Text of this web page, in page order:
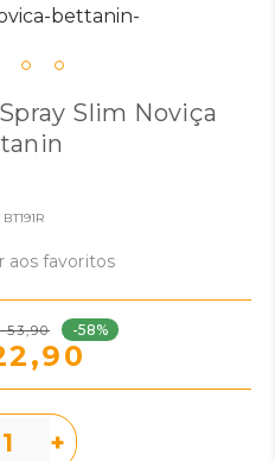
Slim Noviça
BT191R
aos favoritos
53,90 -58%
+